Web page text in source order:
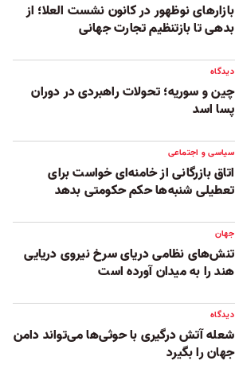
بازارهای نوظهور در کانون نشست العلا؛ از
بدهی تا بازتنظیم تجارت جهانی
دیدگاه
چین و سوریه؛ تحولات راهبردی در دوران
پسا اسد
سیاسی و اجتماعی
اتاق بازرگانی از خامنه‌ای خواست برای
تعطیلی شنبه‌ها حکم حکومتی بدهد
جهان
تنش‌های نظامی دریای سرخ نیروی دریایی
هند را به میدان آورده است
دیدگاه
شعله‌ آتش درگیری با حوثی‌ها می‌تواند دامن
جهان را بگیرد